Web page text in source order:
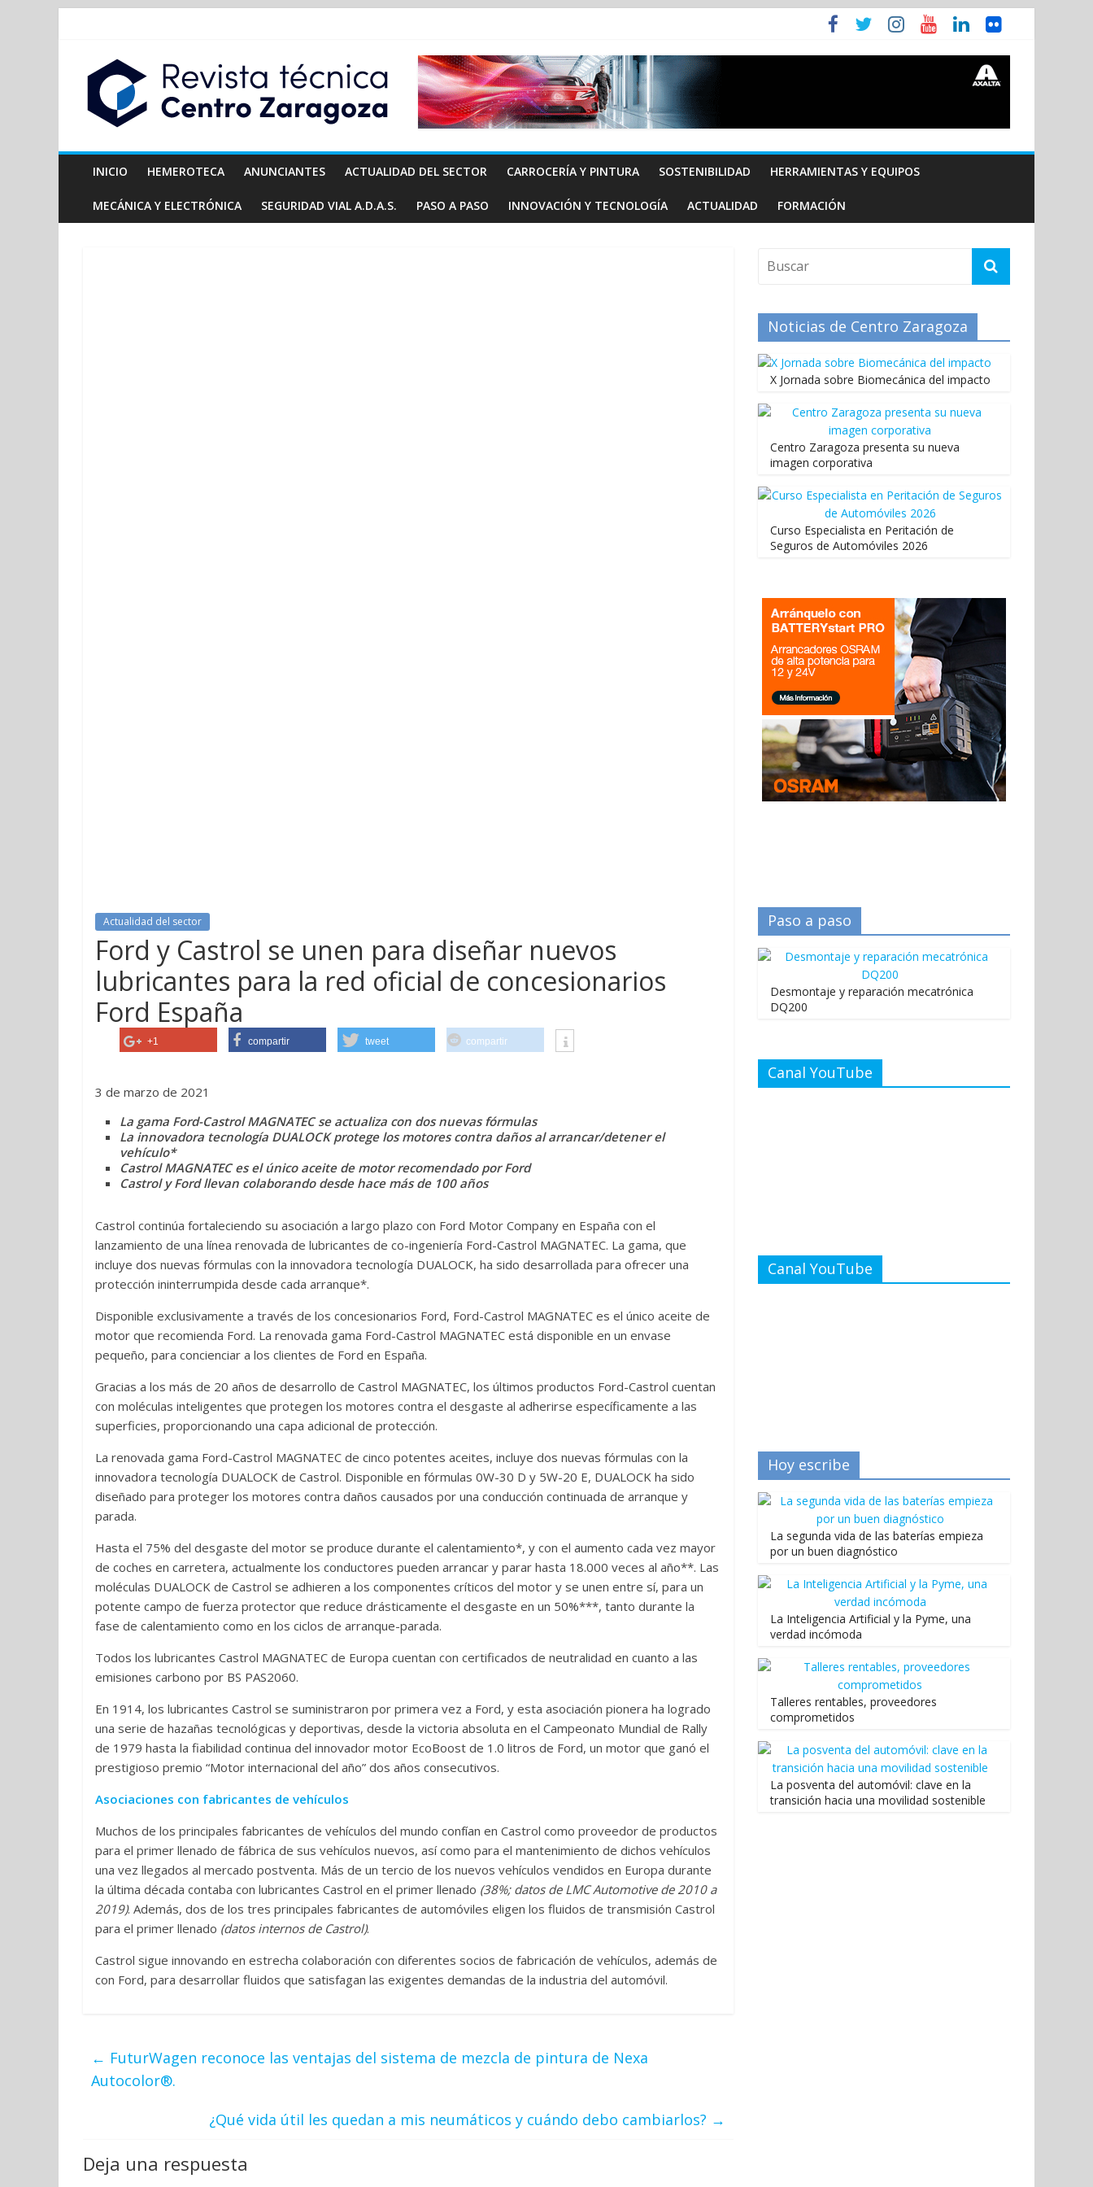
INICIO HEMEROTECA ANUNCIANTES ACTUALIDAD DEL SECTOR CARROCERÍA Y PINTURA SOSTENIBILIDAD HERRAMIENTAS Y EQUIPOS
MECÁNICA Y ELECTRÓNICA SEGURIDAD VIAL A.D.A.S. PASO A PASO INNOVACIÓN Y TECNOLOGÍA ACTUALIDAD FORMACIÓN
Actualidad del sector
Ford y Castrol se unen para diseñar nuevos
lubricantes para la red oficial de concesionarios
Ford España
+1 compartir tweet compartir
3 de marzo de 2021
La gama Ford-Castrol MAGNATEC se actualiza con dos nuevas fórmulas
La innovadora tecnología DUALOCK protege los motores contra daños al arrancar/detener el
vehículo*
Castrol MAGNATEC es el único aceite de motor recomendado por Ford
Castrol y Ford llevan colaborando desde hace más de 100 años
Castrol continúa fortaleciendo su asociación a largo plazo con Ford Motor Company en España con el
lanzamiento de una línea renovada de lubricantes de co-ingeniería Ford-Castrol MAGNATEC. La gama, que
incluye dos nuevas fórmulas con la innovadora tecnología DUALOCK, ha sido desarrollada para ofrecer una
protección ininterrumpida desde cada arranque*.
Disponible exclusivamente a través de los concesionarios Ford, Ford-Castrol MAGNATEC es el único aceite de
motor que recomienda Ford. La renovada gama Ford-Castrol MAGNATEC está disponible en un envase
pequeño, para concienciar a los clientes de Ford en España.
Gracias a los más de 20 años de desarrollo de Castrol MAGNATEC, los últimos productos Ford-Castrol cuentan
con moléculas inteligentes que protegen los motores contra el desgaste al adherirse específicamente a las
superficies, proporcionando una capa adicional de protección.
La renovada gama Ford-Castrol MAGNATEC de cinco potentes aceites, incluye dos nuevas fórmulas con la
innovadora tecnología DUALOCK de Castrol. Disponible en fórmulas 0W-30 D y 5W-20 E, DUALOCK ha sido
diseñado para proteger los motores contra daños causados por una conducción continuada de arranque y
parada.
Hasta el 75% del desgaste del motor se produce durante el calentamiento*, y con el aumento cada vez mayor
de coches en carretera, actualmente los conductores pueden arrancar y parar hasta 18.000 veces al año**. Las
moléculas DUALOCK de Castrol se adhieren a los componentes críticos del motor y se unen entre sí, para un
potente campo de fuerza protector que reduce drásticamente el desgaste en un 50%***, tanto durante la
fase de calentamiento como en los ciclos de arranque-parada.
Todos los lubricantes Castrol MAGNATEC de Europa cuentan con certificados de neutralidad en cuanto a las
emisiones carbono por BS PAS2060.
En 1914, los lubricantes Castrol se suministraron por primera vez a Ford, y esta asociación pionera ha logrado
una serie de hazañas tecnológicas y deportivas, desde la victoria absoluta en el Campeonato Mundial de Rally
de 1979 hasta la fiabilidad continua del innovador motor EcoBoost de 1.0 litros de Ford, un motor que ganó el
prestigioso premio “Motor internacional del año” dos años consecutivos.
Asociaciones con fabricantes de vehículos
Muchos de los principales fabricantes de vehículos del mundo confían en Castrol como proveedor de productos
para el primer llenado de fábrica de sus vehículos nuevos, así como para el mantenimiento de dichos vehículos
una vez llegados al mercado postventa. Más de un tercio de los nuevos vehículos vendidos en Europa durante
la última década contaba con lubricantes Castrol en el primer llenado (38%; datos de LMC Automotive de 2010 a
2019). Además, dos de los tres principales fabricantes de automóviles eligen los fluidos de transmisión Castrol
para el primer llenado (datos internos de Castrol).
Castrol sigue innovando en estrecha colaboración con diferentes socios de fabricación de vehículos, además de
con Ford, para desarrollar fluidos que satisfagan las exigentes demandas de la industria del automóvil.
← FuturWagen reconoce las ventajas del sistema de mezcla de pintura de Nexa
Autocolor®.
¿Qué vida útil les quedan a mis neumáticos y cuándo debo cambiarlos? →
Deja una respuesta
Noticias de Centro Zaragoza
X Jornada sobre Biomecánica del impacto
Centro Zaragoza presenta su nueva
imagen corporativa
Curso Especialista en Peritación de
Seguros de Automóviles 2026
Paso a paso
Desmontaje y reparación mecatrónica
DQ200
Canal YouTube
Canal YouTube
Hoy escribe
La segunda vida de las baterías empieza
por un buen diagnóstico
La Inteligencia Artificial y la Pyme, una
verdad incómoda
Talleres rentables, proveedores
comprometidos
La posventa del automóvil: clave en la
transición hacia una movilidad sostenible